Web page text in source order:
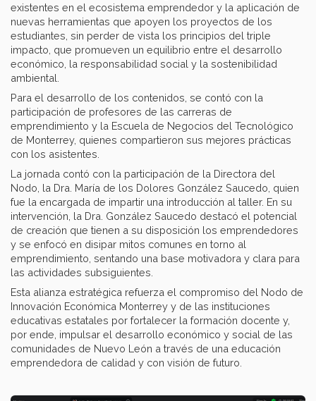
existentes en el ecosistema emprendedor y la aplicación de
nuevas herramientas que apoyen los proyectos de los
estudiantes, sin perder de vista los principios del triple
impacto, que promueven un equilibrio entre el desarrollo
económico, la responsabilidad social y la sostenibilidad
ambiental.
Para el desarrollo de los contenidos, se contó con la
participación de profesores de las carreras de
emprendimiento y la Escuela de Negocios del Tecnológico
de Monterrey, quienes compartieron sus mejores prácticas
con los asistentes.
La jornada contó con la participación de la Directora del
Nodo, la Dra. María de los Dolores González Saucedo, quien
fue la encargada de impartir una introducción al taller. En su
intervención, la Dra. González Saucedo destacó el potencial
de creación que tienen a su disposición los emprendedores
y se enfocó en disipar mitos comunes en torno al
emprendimiento, sentando una base motivadora y clara para
las actividades subsiguientes.
Esta alianza estratégica refuerza el compromiso del Nodo de
Innovación Económica Monterrey y de las instituciones
educativas estatales por fortalecer la formación docente y,
por ende, impulsar el desarrollo económico y social de las
comunidades de Nuevo León a través de una educación
emprendedora de calidad y con visión de futuro.